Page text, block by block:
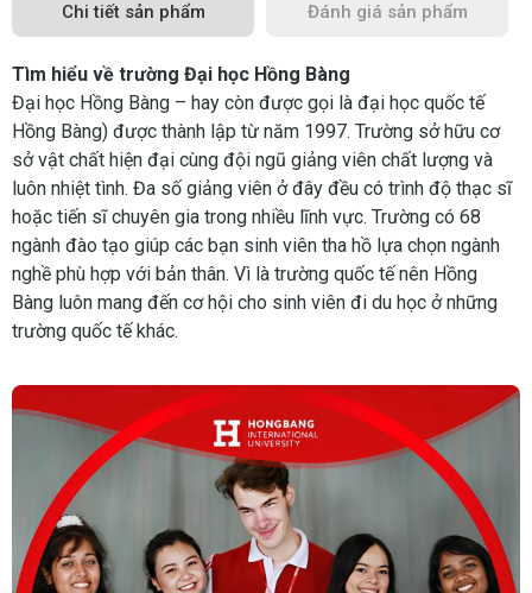
Chi tiết sản phẩm Đánh giá sản phẩm
Tìm hiểu về trường Đại học Hồng Bàng
Đại học Hồng Bàng – hay còn được gọi là đại học quốc tế
Hồng Bàng) được thành lập từ năm 1997. Trường sở hữu cơ
sở vật chất hiện đại cùng đội ngũ giảng viên chất lượng và
luôn nhiệt tình. Đa số giảng viên ở đây đều có trình độ thạc sĩ
hoặc tiến sĩ chuyên gia trong nhiều lĩnh vực. Trường có 68
ngành đào tạo giúp các bạn sinh viên tha hồ lựa chọn ngành
nghề phù hợp với bản thân. Vì là trường quốc tế nên Hồng
Bàng luôn mang đến cơ hội cho sinh viên đi du học ở những
trường quốc tế khác.